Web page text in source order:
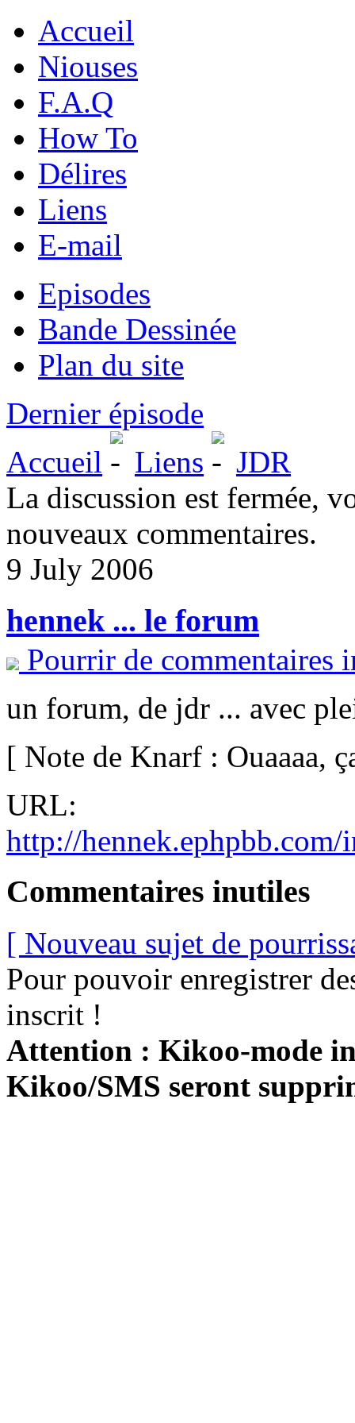
Accueil
Niouses
F.A.Q
How To
Délires
Liens
E-mail
Episodes
Bande Dessinée
Plan du site
Dernier épisode
Accueil
Liens
JDR
La discussion est fermée,
nouveaux commentaires.
9 July 2006
hennek ... le forum
Pourrir de commentaires
un forum, de jdr ... avec
[ Note de Knarf : Ouaaaa,
URL:
http://hennek.ephpbb.com/
Commentaires inutiles
[ Nouveau sujet de
Pour pouvoir enregistrer
inscrit !
Attention : Kikoo-mode
Kikoo/SMS seront